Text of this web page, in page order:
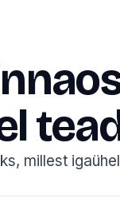
millest